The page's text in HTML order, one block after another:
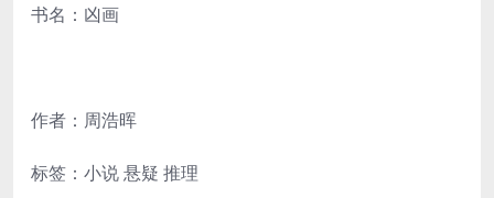
书名：凶画
作者：周浩晖
标签：小说 悬疑 推理